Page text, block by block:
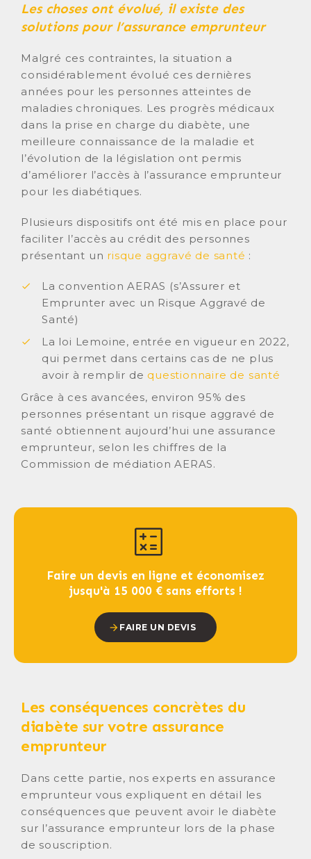
Les choses ont évolué, il existe des
solutions pour l’assurance emprunteur
Malgré ces contraintes, la situation a
considérablement évolué ces dernières
années pour les personnes atteintes de
maladies chroniques. Les progrès médicaux
dans la prise en charge du diabète, une
meilleure connaissance de la maladie et
l’évolution de la législation ont permis
d’améliorer l’accès à l’assurance emprunteur
pour les diabétiques.
Plusieurs dispositifs ont été mis en place pour
faciliter l’accès au crédit des personnes
présentant un risque aggravé de santé :
La convention AERAS (s’Assurer et
Emprunter avec un Risque Aggravé de
Santé)
La loi Lemoine, entrée en vigueur en 2022,
qui permet dans certains cas de ne plus
avoir à remplir de questionnaire de santé
Grâce à ces avancées, environ 95% des
personnes présentant un risque aggravé de
santé obtiennent aujourd’hui une assurance
emprunteur, selon les chiffres de la
Commission de médiation AERAS.
Faire un devis en ligne et économisez
jusqu'à 15 000 € sans efforts !
FAIRE UN DEVIS
Les conséquences concrètes du
diabète sur votre assurance
emprunteur
Dans cette partie, nos experts en assurance
emprunteur vous expliquent en détail les
conséquences que peuvent avoir le diabète
sur l’assurance emprunteur lors de la phase
de souscription.